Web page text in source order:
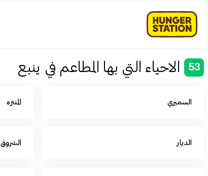
53 الاحياء التي بها المطاعم في ينبع
السميري المنتزه
الديار الشروق